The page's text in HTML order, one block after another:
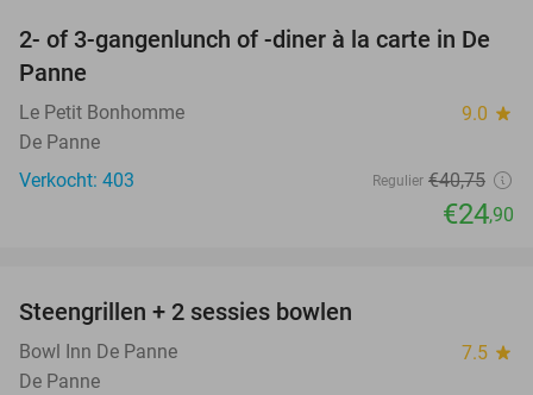
39%
2- of 3-gangenlunch of -diner à la carte in De
Panne
Le Petit Bonhomme 9.0 star
De Panne
Verkocht: 403
Regulier €40,75
€24,90
Steengrillen + 2 sessies bowlen
Bowl Inn De Panne 7.5 star
De Panne